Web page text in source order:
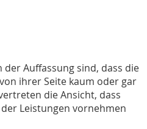
Auffassung sind, dass die
ihrer Seite kaum oder gar
die Ansicht, dass
Leistungen vornehmen